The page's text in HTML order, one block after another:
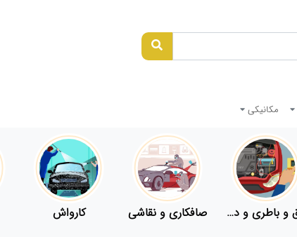
مکانیکی
برق و باطری و دیاگ صافکاری و نقاشی کارواش